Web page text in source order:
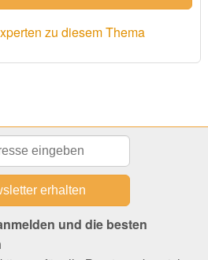
zu diesem Thema
und die besten